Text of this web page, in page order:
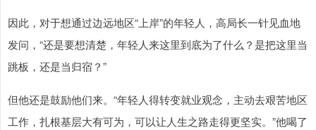
因此，对于想通过边远地区“上岸”的年轻人，高局长一针见血地
发问，“还是要想清楚，年轻人来这里到底为了什么？是把这里当
跳板，还是当归宿？”
但他还是鼓励他们来。“年轻人得转变就业观念，主动去艰苦地区
工作，扎根基层大有可为，可以让人生之路走得更坚实。”他喝了